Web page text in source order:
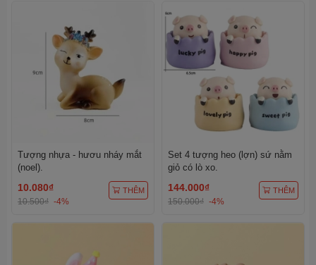
Tượng nhựa - hươu nháy mắt
(noel).
10.080₫
10.500₫ -4%
THÊM
Set 4 tượng heo (lợn) sứ nằm
giỏ có lò xo.
144.000₫
150.000₫ -4%
THÊM